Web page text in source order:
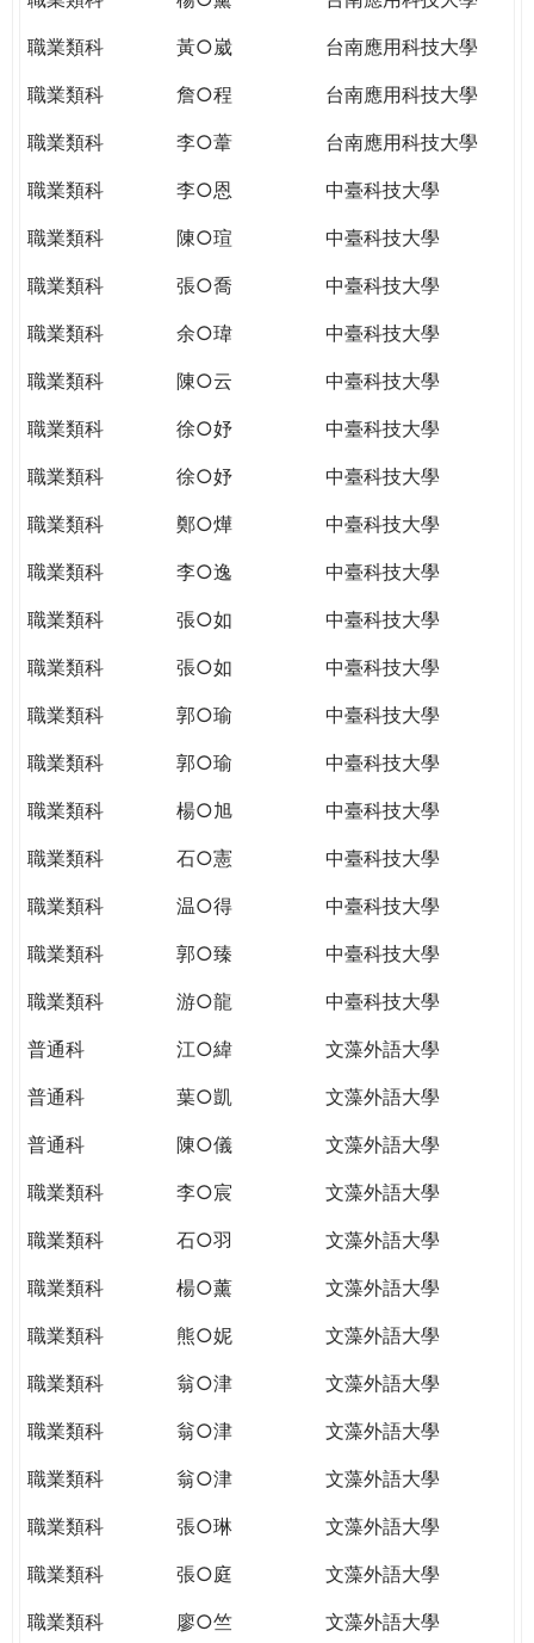
職業類科
黃○崴
台南應用科技大學
職業類科
詹○程
台南應用科技大學
職業類科
李○葦
台南應用科技大學
職業類科
李○恩
中臺科技大學
職業類科
陳○瑄
中臺科技大學
職業類科
張○喬
中臺科技大學
職業類科
余○瑋
中臺科技大學
職業類科
陳○云
中臺科技大學
職業類科
徐○妤
中臺科技大學
職業類科
徐○妤
中臺科技大學
職業類科
鄭○燁
中臺科技大學
職業類科
李○逸
中臺科技大學
職業類科
張○如
中臺科技大學
職業類科
張○如
中臺科技大學
職業類科
郭○瑜
中臺科技大學
職業類科
郭○瑜
中臺科技大學
職業類科
楊○旭
中臺科技大學
職業類科
石○憲
中臺科技大學
職業類科
温○得
中臺科技大學
職業類科
郭○臻
中臺科技大學
職業類科
游○龍
中臺科技大學
普通科
江○緯
文藻外語大學
普通科
葉○凱
文藻外語大學
普通科
陳○儀
文藻外語大學
職業類科
李○宸
文藻外語大學
職業類科
石○羽
文藻外語大學
職業類科
楊○薰
文藻外語大學
職業類科
熊○妮
文藻外語大學
職業類科
翁○津
文藻外語大學
職業類科
翁○津
文藻外語大學
職業類科
翁○津
文藻外語大學
職業類科
張○琳
文藻外語大學
職業類科
張○庭
文藻外語大學
職業類科
廖○竺 文藻外語大學